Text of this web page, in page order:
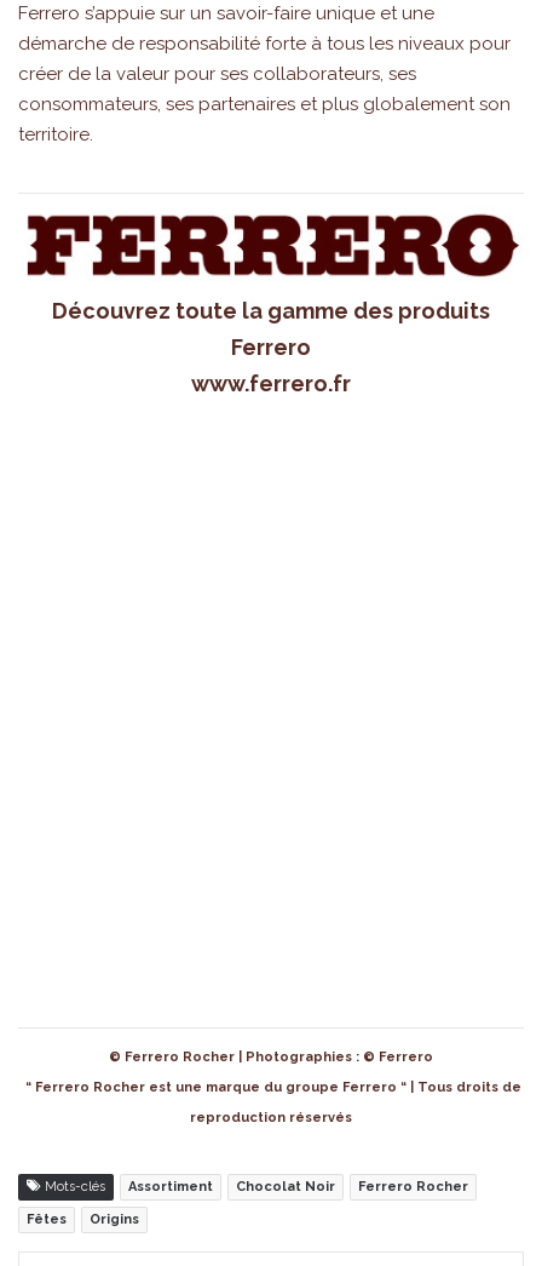
Ferrero s’appuie sur un savoir-faire unique et une
démarche de responsabilité forte à tous les niveaux pour
créer de la valeur pour ses collaborateurs, ses
consommateurs, ses partenaires et plus globalement son
territoire.
Découvrez toute la gamme des produits
Ferrero
www.ferrero.fr
© Ferrero Rocher | Photographies : © Ferrero
“ Ferrero Rocher est une marque du groupe Ferrero “ | Tous droits de
reproduction réservés
Mots-clés Assortiment Chocolat Noir Ferrero Rocher
Fêtes Origins